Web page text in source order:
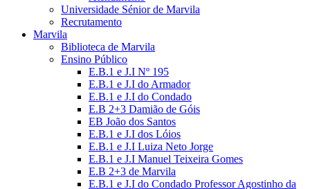
Universidade Sénior de Marvila
Recrutamento
Marvila
Biblioteca de Marvila
Ensino Público
E.B.1 e J.I Nº 195
E.B.1 e J.I do Armador
E.B.1 e J.I do Condado
E.B 2+3 Damião de Góis
EB João dos Santos
E.B.1 e J.I dos Lóios
E.B.1 e J.I Luiza Neto Jorge
E.B.1 e J.I Manuel Teixeira Gomes
E.B 2+3 de Marvila
E.B.1 e J.I do Condado Professor Agostinho da